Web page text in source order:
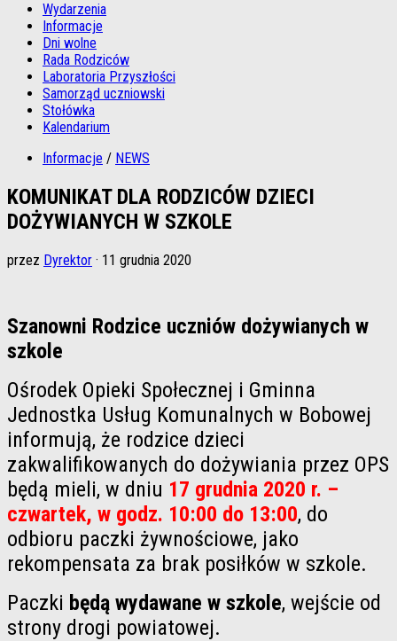
Wydarzenia
Informacje
Dni wolne
Rada Rodziców
Laboratoria Przyszłości
Samorząd uczniowski
Stołówka
Kalendarium
Informacje / NEWS
KOMUNIKAT DLA RODZICÓW DZIECI
DOŻYWIANYCH W SZKOLE
przez Dyrektor · 11 grudnia 2020
Szanowni Rodzice uczniów dożywianych w
szkole
Ośrodek Opieki Społecznej i Gminna
Jednostka Usług Komunalnych w Bobowej
informują, że rodzice dzieci
zakwalifikowanych do dożywiania przez OPS
będą mieli, w dniu 17 grudnia 2020 r. –
czwartek, w godz. 10:00 do 13:00, do
odbioru paczki żywnościowe, jako
rekompensata za brak posiłków w szkole.
Paczki będą wydawane w szkole, wejście od
strony drogi powiatowej.